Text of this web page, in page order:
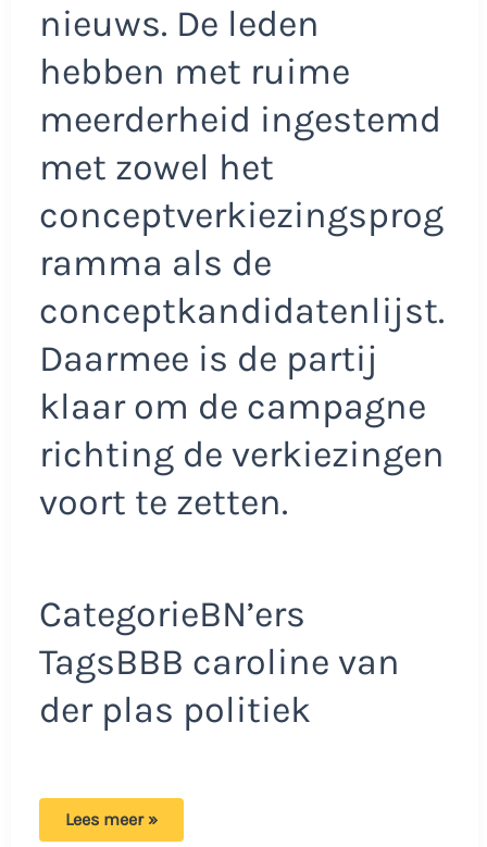
nieuws. De leden
hebben met ruime
meerderheid ingestemd
met zowel het
conceptverkiezingsprog
ramma als de
conceptkandidatenlijst.
Daarmee is de partij
klaar om de campagne
richting de verkiezingen
voort te zetten.
CategorieBN’ers
TagsBBB caroline van
der plas politiek
BBB
Lees meer »